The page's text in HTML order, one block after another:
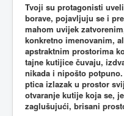
Tvoji su protagonisti
borave, pojavljuju se i
mahom uvijek
konkretno imenovanim,
apstraktnim prostorima
tajne kutijice čuvaju,
nikada i nipošto
ptica izlazak u prostor
otvaranje kutije koja se,
zaglušujući, brisani